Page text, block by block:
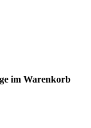
im Warenkorb